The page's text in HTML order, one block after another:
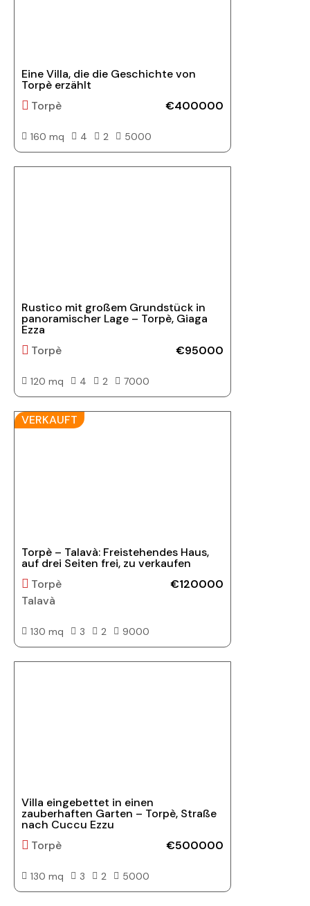
Eine Villa, die die Geschichte von
Torpè erzählt
Torpè
€400000
160 mq 4 2 5000
Rustico mit großem Grundstück in
panoramischer Lage – Torpè, Giaga
Ezza
Torpè
€95000
120 mq 4 2 7000
VERKAUFT
Torpè – Talavà: Freistehendes Haus,
auf drei Seiten frei, zu verkaufen
Torpè
Talavà
€120000
130 mq 3 2 9000
Villa eingebettet in einen
zauberhaften Garten – Torpè, Straße
nach Cuccu Ezzu
Torpè
€500000
130 mq 3 2 5000